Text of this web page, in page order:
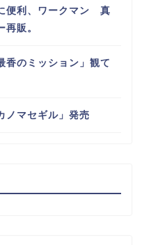
便利、ワークマン 真
再販。
香のミッション」観て
ノマセギル」発売